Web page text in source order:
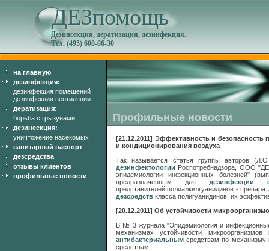
ДЕЗпомощь
Дезинсекция, дератизация, дезинфекция.
Тел. (495) 600-06-30
на главную
дезинфекция:
дезинфекция помещений
дезинфекция вентиляции
дератизация:
борьба с грызунами
дезинсекция:
уничтожение насекомых
санитарный паспорт
дезсредства
отзывы клиентов
профильные новости
Профильные новости
[21.12.2011] Эффективность и
и кондиционирования воздуха
Так называется статья группы авторов
дезинфектологии Роспотребнадзора, ООО
эпидемиологии инфекционных болезней"
предназначенным для дезинфекции
представителей полиалкилгуанидинов -
дезсредств класса полигуанидинов, их
[20.12.2011] Об устойчивости
В № 3 журнала "Эпидемиология и
механизмах устойчивости
антибактериальным средствам по механизму
средствам.